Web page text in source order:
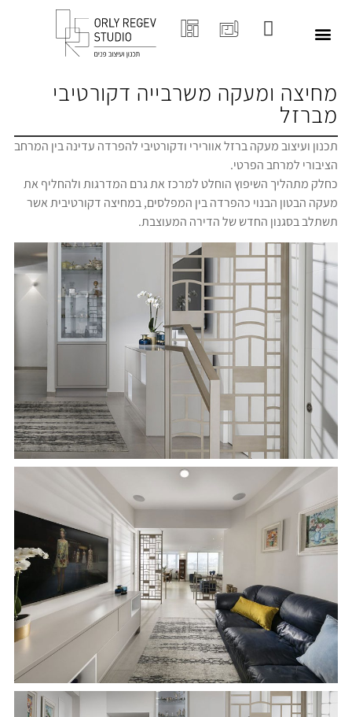
מחיצה ומעקה משרבייה דקורטיבי
מברזל
תכנון ועיצוב מעקה ברזל אוורירי ודקורטיבי להפרדה עדינה בין המרחב
הציבורי למרחב הפרטי.
כחלק מתהליך השיפוץ הוחלט למרכז את גרם המדרגות ולהחליף את
מעקה הבטון הבנוי כהפרדה בין המפלסים, במחיצה דקורטיבית אשר
תשתלב בסגנון החדש של הדירה המעוצבת.